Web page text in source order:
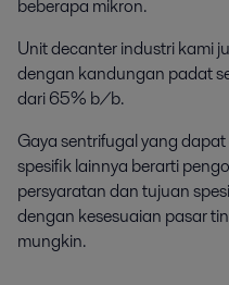
beberapa mikron.
Unit decanter industri kami
dengan kandungan padat
dari 65% b/b.
Gaya sentrifugal yang
spesifik lainnya berarti
persyaratan dan tujuan
dengan kesesuaian pasar
mungkin.